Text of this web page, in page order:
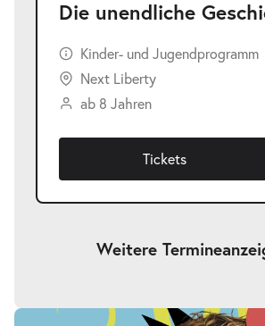
Die unendliche
Kinder- und Jugendprogramm
Next Liberty
ab 8 Jahren
Tickets
Weitere Termine
Die unendliche Geschichte-